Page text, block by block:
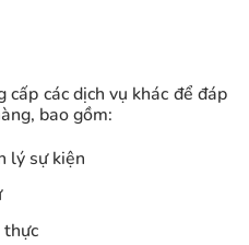
cấp các dịch vụ khác để đáp
bao gồm:
lý sự kiện
thực